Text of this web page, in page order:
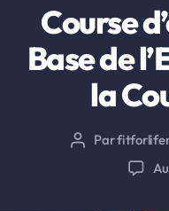
Course
Base de
la
Auteur
Par